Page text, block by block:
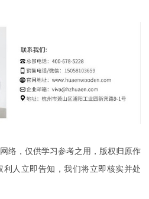
络，仅供学习参考之用，版权归原作
人立即告知，我们将立即核实并处